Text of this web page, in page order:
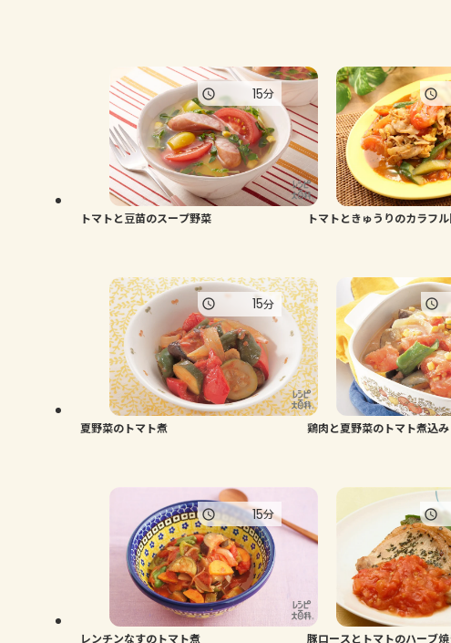
トマトと豆苗のスープ野菜
15分
トマトときゅうりのカラフ
夏野菜のトマト煮
15分
鶏肉と夏野菜のトマト煮込み
レンチンなすのトマト煮
15分
豚ロースとトマトのハーブ焼